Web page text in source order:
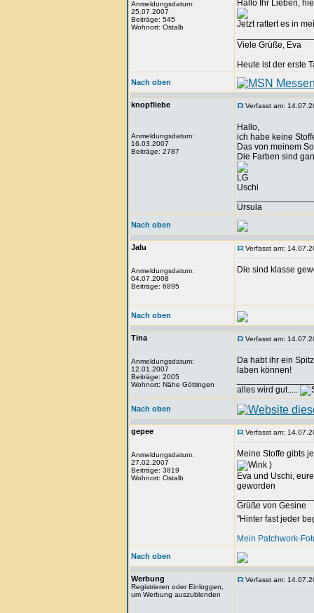
Anmeldungsdatum:
25.07.2007
Beiträge: 545
Wohnort: Ostalb
Hallo Ihr Lieben,
Jetzt rattert es in
Viele Grüße, Eva
Heute ist der erste
Nach oben
knopfliebe
Anmeldungsdatum:
16.03.2007
Beiträge: 2787
Verfasst am:
Hallo,
ich habe keine
Das von meinem
Die Farben sind
LG
Uschi
Ursula
Nach oben
Jalu
Anmeldungsdatum:
04.07.2008
Beiträge: 6895
Verfasst am:
Die sind klasse
Nach oben
Tina
Anmeldungsdatum:
12.01.2007
Beiträge: 2005
Wohnort: Nähe Göttingen
Verfasst am:
Da habt ihr ein
laben können!
alles wird gut.....
Nach oben
gepee
Anmeldungsdatum:
27.02.2007
Beiträge: 3819
Wohnort: Ostalb
Verfasst am:
Meine Stoffe gibts
)
Eva und Uschi,
geworden
Grüße von Gesine
"Hinter fast jeder
Mein Patchwork-
Nach oben
Werbung
Registrieren oder Einloggen,
um Werbung auszublenden
Verfasst am: